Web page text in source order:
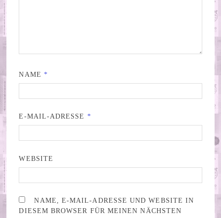
NAME *
E-MAIL-ADRESSE *
WEBSITE
NAME, E-MAIL-ADRESSE UND WEBSITE IN
DIESEM BROWSER FÜR MEINEN NÄCHSTEN